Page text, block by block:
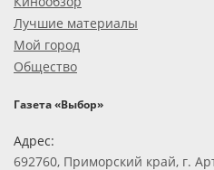
Лучшие материалы
Мой город
Общество
Газета «Выбор»
Адрес:
692760, Приморский край, г.